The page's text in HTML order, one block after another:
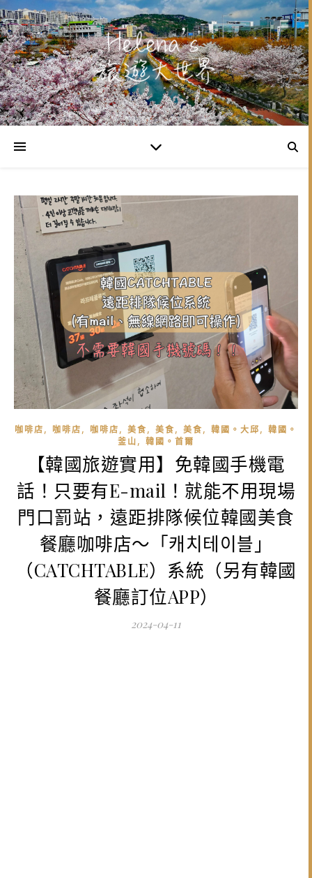
咖啡店, 咖啡店, 咖啡店, 美食, 美食, 美食, 韓國。大邱, 韓國。
釜山, 韓國。首爾
【韓國旅遊實用】免韓國手機電
話！只要有E-mail！就能不用現場
門口罰站，遠距排隊候位韓國美食
餐廳咖啡店～「캐치테이블」
（CATCHTABLE）系統（另有韓國
餐廳訂位APP）
2024-04-11